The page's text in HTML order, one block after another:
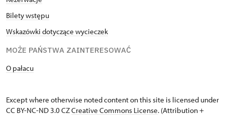
Bilety wstępu
Wskazówki dotyczące wycieczek
MOŻE PAŃSTWA ZAINTERESOWAĆ
O pałacu
Except where otherwise noted content on this site is licensed under
CC BY-NC-ND 3.0 CZCreative Commons License. (Attribution +